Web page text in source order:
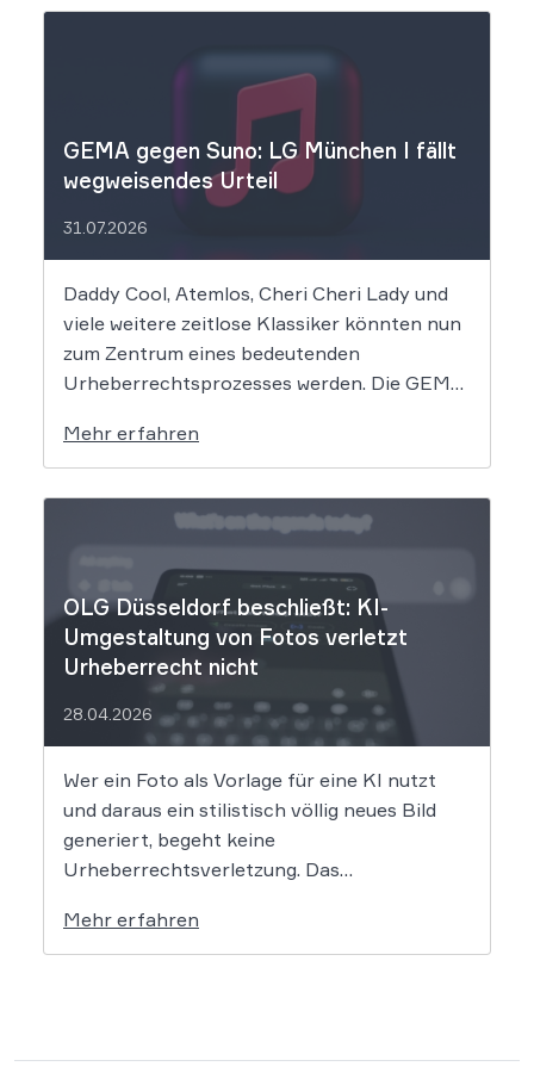
GEMA gegen Suno: LG München I fällt
wegweisendes Urteil
31.07.2026
Daddy Cool, Atemlos, Cheri Cheri Lady und
viele weitere zeitlose Klassiker könnten nun
zum Zentrum eines bedeutenden
Urheberrechtsprozesses werden. Die GEMA
will die Rechte ihrer Mitglieder verteidigen.
Dem Unternehmen hinter der populären KI-
Musik-App werden massive
Urheberrechtsverletzungen vorgeworfen.
Mehr erfahren
OLG Düsseldorf beschließt: KI-
Umgestaltung von Fotos verletzt
Urheberrecht nicht
28.04.2026
Wer ein Foto als Vorlage für eine KI nutzt
und daraus ein stilistisch völlig neues Bild
generiert, begeht keine
Urheberrechtsverletzung. Das
dass bloße Bildmotive nicht geschützt sind
und eine KI-gestützte Umgestaltung zulässig
Mehr erfahren